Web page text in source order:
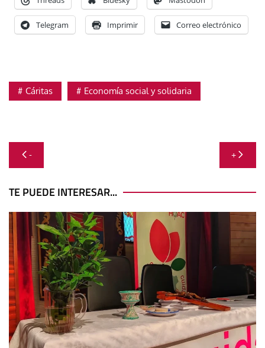
Telegram Imprimir Correo electrónico
Cáritas Economía social y solidaria
Navegación
de
entradas
- +
TE PUEDE INTERESAR...